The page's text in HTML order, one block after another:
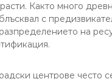
Както много
с
на
центрове често